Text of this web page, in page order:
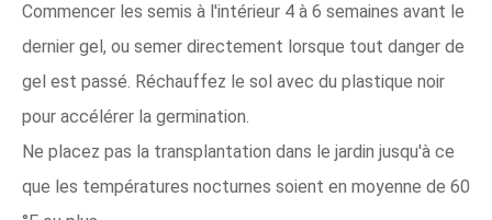
Commencer les semis à l'intérieur 4 à 6 semaines avant le
dernier gel, ou semer directement lorsque tout danger de
gel est passé. Réchauffez le sol avec du plastique noir
pour accélérer la germination.
Ne placez pas la transplantation dans le jardin jusqu'à ce
que les températures nocturnes soient en moyenne de 60